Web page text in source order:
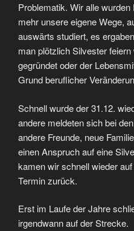
Problematik. Wir alle
mehr unsere eigene Wege,
auswärts studiert, es
man plötzlich Silvester
gegründet oder der
Grund beruflicher
Schnell wurde der 31.12.
andere meldeten sich bei
andere Freunde, neue
einen Anspruch auf eine
kamen wir schnell wieder
Termin zurück.
Erst im Laufe der Jahre
irgendwann auf der Strecke.